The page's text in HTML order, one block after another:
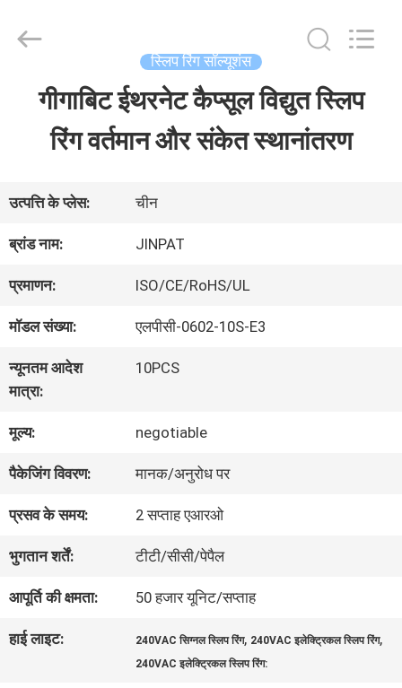
वीआर
दिखाएँ
हमारे
बारे
में
कारखाना
भ्रमण
गुणवत्ता
नियंत्रण
Electronics
स्लिप रिंग सॉल्यूशंस
गीगाबिट ईथरनेट कैप्सूल विद्युत स्लिप
रिंग वर्तमान और संकेत स्थानांतरण
उत्पत्ति के प्लेस: चीन
ब्रांड नाम: JINPAT
प्रमाणन: ISO/CE/RoHS/UL
मॉडल संख्या: एलपीसी-0602-10S-E3
न्यूनतम आदेश
मात्रा:
10PCS
मूल्य: negotiable
पैकेजिंग विवरण: मानक/अनुरोध पर
प्रसव के समय: 2 सप्ताह एआरओ
भुगतान शर्तें: टीटी/सीसी/पेपैल
आपूर्ति की क्षमता: 50 हजार यूनिट/सप्ताह
हाई लाइट: 240VAC सिग्नल स्लिप रिंग, 240VAC इलेक्ट्रिकल स्लिप रिंग,
240VAC इलेक्ट्रिकल स्लिप रिंग: